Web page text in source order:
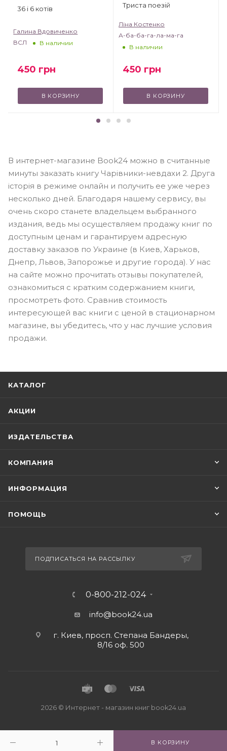
В КОРЗИНУ
36 і 6 котів
Галина Вдовиченко
ВСЛ
В наличии
450 грн
В КОРЗИНУ
Триста поезій
Ліна Костенко
А-ба-ба-га-ла-ма-га
В наличии
450 грн
В КОРЗИНУ
В интернет-магазине Book24 можно в считанные
минуты заказать книгу Чарівники-невдахи 2. Друга
історія в режиме онлайн и получить ее уже через
несколько дней. Благодаря нашему сервису, вы
очень скоро станете владельцем выбранного
издания, ведь мы осуществляем продажу книг по
доступным ценам и гарантируем адресную
доставку заказов по Украине (в Киев, Харьков,
Днепр, Львов, Запорожье и другие города). У нас
на сайте можно прочитать отзывы покупателей,
ознакомиться с кратким содержанием книги,
просмотреть фото. Сравнив стоимость
интересующей вас книги с ценой в стационарном
магазине, вы убедитесь, что у нас лучшие условия
продажи.
КАТАЛОГ
АКЦИИ
ИЗДАТЕЛЬСТВА
КОМПАНИЯ
ИНФОРМАЦИЯ
ПОМОЩЬ
ПОДПИСАТЬСЯ НА РАССЫЛКУ
0-800-212-024
info@book24.ua
г. Киев, просп. Степана Бандеры,
8/16 оф. 500
2026 © Интернет - магазин книг book24.ua